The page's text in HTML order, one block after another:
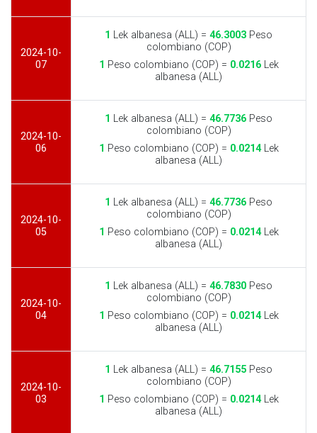
2024-10-
07
1 Lek albanesa (ALL) = 46.3003 Peso
colombiano (COP)
1 Peso colombiano (COP) = 0.0216Lek
albanesa (ALL)
2024-10-
06
1 Lek albanesa (ALL) = 46.7736 Peso
colombiano (COP)
1 Peso colombiano (COP) = 0.0214Lek
albanesa (ALL)
2024-10-
05
1 Lek albanesa (ALL) = 46.7736 Peso
colombiano (COP)
1 Peso colombiano (COP) = 0.0214Lek
albanesa (ALL)
2024-10-
04
1 Lek albanesa (ALL) = 46.7830 Peso
colombiano (COP)
1 Peso colombiano (COP) = 0.0214Lek
albanesa (ALL)
2024-10-
03
1 Lek albanesa (ALL) = 46.7155 Peso
colombiano (COP)
1 Peso colombiano (COP) = 0.0214Lek
albanesa (ALL)